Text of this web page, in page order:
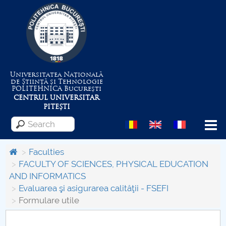
Universitatea Națională
de Știință și Tehnologie
POLITEHNICABucurești
CENTRUL UNIVERSITAR
PITEȘTI
Menu
About the University
Centrul de Management al Proiectelor
Faculties
FACULTY OF SCIENCES, PHYSICAL EDUCATION
AND INFORMATICS
Evaluarea şi asigurarea calităţii - FSEFI
Formulare utile